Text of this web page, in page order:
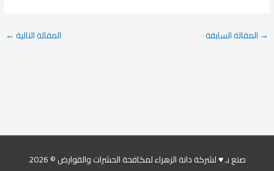
→ المقالة السابقة المقالة التالية←
صنع بـ ♥ لشركة دانة الزهراء لمكافحة الحشرات والقوارض © 2026